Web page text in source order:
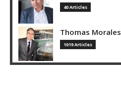
40 Articles
Thomas Morales
1019 Articles